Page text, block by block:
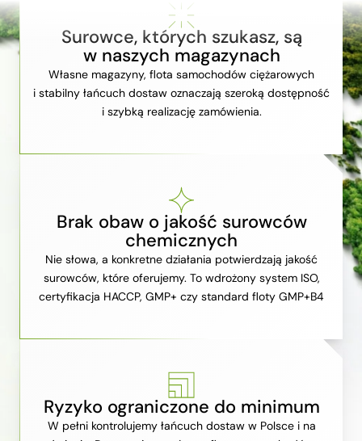
Surowce, których szukasz, są
w naszych magazynach
Własne magazyny, flota samochodów ciężarowych
i stabilny łańcuch dostaw oznaczają szeroką dostępność
i szybką realizację zamówienia.
Brak obaw o jakość surowców
chemicznych
Nie słowa, a konkretne działania potwierdzają jakość
surowców, które oferujemy. To wdrożony system ISO,
certyfikacja HACCP, GMP+ czy standard floty GMP+B4
Ryzyko ograniczone do minimum
W pełni kontrolujemy łańcuch dostaw w Polsce i na